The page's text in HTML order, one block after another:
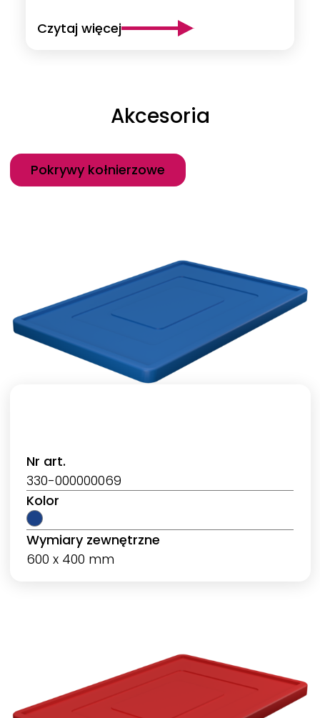
Czytaj więcej
Akcesoria
Kategoria
Pokrywy kołnierzowe
Nr art.
330-000000069
Kolor
Wymiary zewnętrzne
600 x 400 mm